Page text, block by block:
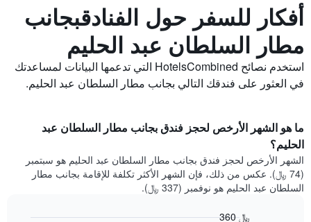
أفكار للسفر حول الفنادقبجانب
مطار السلطان عبد الحليم
استخدم نصائح HotelsCombined التي تدعمها البيانات لمساعدتك
في العثور على فندقك التالي بجانب مطار السلطان عبد الحليم.
ما هو الشهر الأرخص لحجز فندق بجانب مطار السلطان عبد
الحليم؟
الشهر الأرخص لحجز فندق بجانب مطار السلطان عبد الحليم هو سبتمبر
(74 ﷼). عكس من ذلك، فإن الشهر الأكثر تكلفة للإقامة بجانب مطار
السلطان عبد الحليم هو نوفمبر (337 ﷼).
360 ﷼